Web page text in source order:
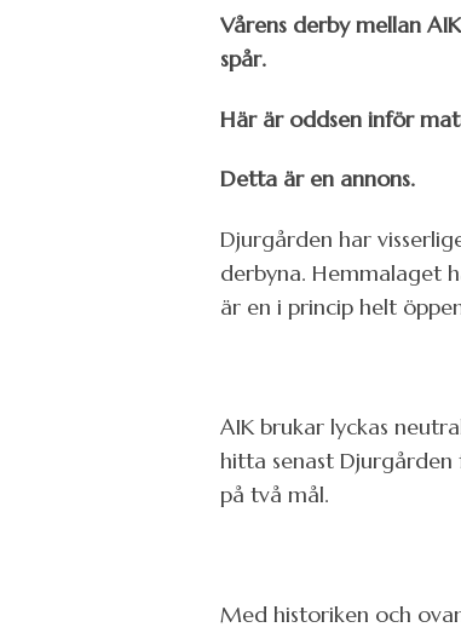
Vårens derby mellan
spår.
Här är oddsen inför
Detta är en annons.
Djurgården har
derbyna. Hemmalaget
är en i princip helt
AIK brukar lyckas
hitta senast Djurgården
på två mål.
Med historiken och